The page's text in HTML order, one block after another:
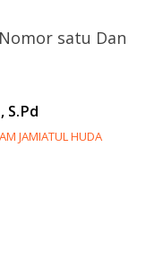
satu Dan
S.Pd
JAMIATUL HUDA